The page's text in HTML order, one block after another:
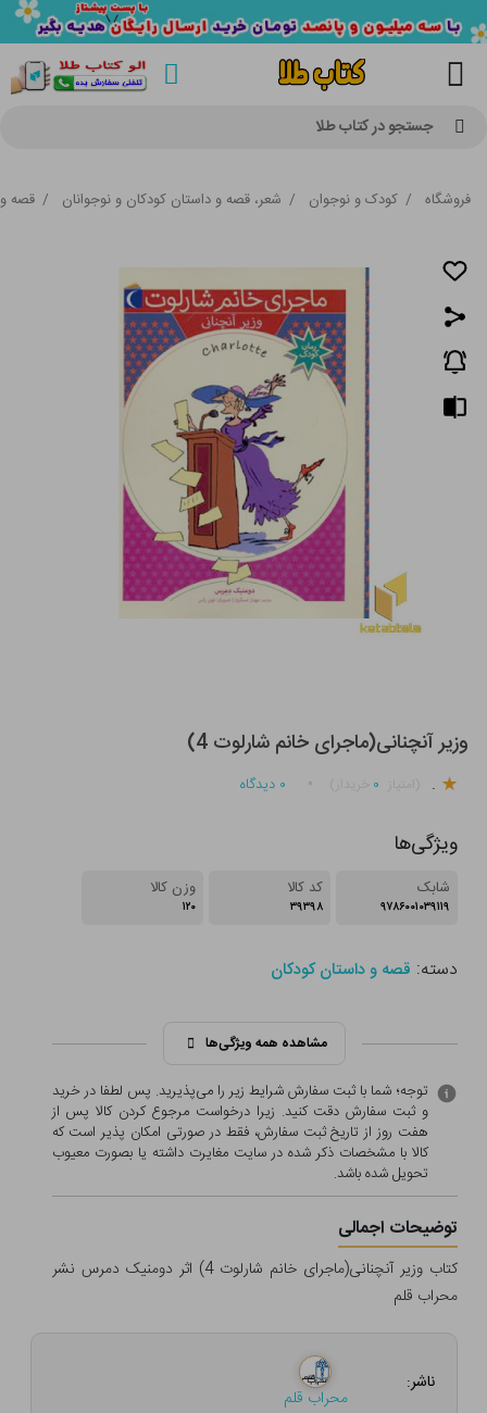
جستجو در کتاب طلا
فروشگاه / کودک و نوجوان / شعر، قصه و داستان کودکان و نوجوانان / قصه
وزیر آنچنانی(ماجرای خانم شارلوت 4)
. ۰ ۰ دیدگاه
ویژگی‌ها
شابک
۹۷۸۶۰۰۱۰۳۹۱۱۹
کد کالا
۳۹۳۹۸
وزن کالا
۱۲۰
دسته: قصه و داستان کودکان
مشاهده همه ویژگی‌ها
توجه؛ شما با ثبت سفارش شرایط زیر را می‌پذیرید. پس لطفا در خرید
و ثبت سفارش دقت کنید. زیرا درخواست مرجوع کردن کالا پس از
هفت روز از تاریخ ثبت سفارش، فقط در صورتی امکان پذیر است که
کالا با مشخصات ذکر شده در سایت مغایرت داشته یا بصورت معيوب
تحویل شده باشد.
توضیحات اجمالی
کتاب وزیر آنچنانی(ماجرای خانم شارلوت 4) اثر دومنیک دمرس نشر
محراب قلم
ناشر:
محراب قلم